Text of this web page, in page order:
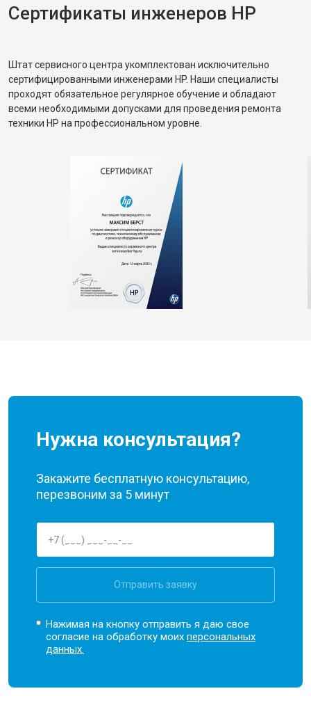
Сертификаты инженеров HP
Штат сервисного центра укомплектован исключительно
сертифицированными инженерами HP. Наши специалисты
проходят обязательное регулярное обучение и обладают
всеми необходимыми допусками для проведения ремонта
техники HP на профессиональном уровне.
Нужна консультация?
Закажите бесплатную консультацию,
перезвоним за 5 минут
Отправить заявку
Нажимая на кнопку отправить я даю свое
согласие на обработку моихперсональных
данных.